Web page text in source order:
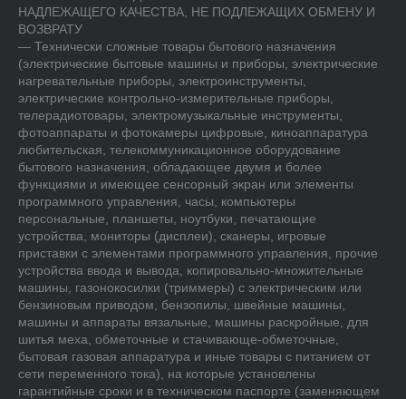
НАДЛЕЖАЩЕГО КАЧЕСТВА, НЕ ПОДЛЕЖАЩИХ ОБМЕНУ И
ВОЗВРАТУ
— Технически сложные товары бытового назначения
(электрические бытовые машины и приборы, электрические
нагревательные приборы, электроинструменты,
электрические контрольно-измерительные приборы,
телерадиотовары, электромузыкальные инструменты,
фотоаппараты и фотокамеры цифровые, киноаппаратура
любительская, телекоммуникационное оборудование
бытового назначения, обладающее двумя и более
функциями и имеющее сенсорный экран или элементы
программного управления, часы, компьютеры
персональные, планшеты, ноутбуки, печатающие
устройства, мониторы (дисплеи), сканеры, игровые
приставки с элементами программного управления, прочие
устройства ввода и вывода, копировально-множительные
машины, газонокосилки (триммеры) с электрическим или
бензиновым приводом, бензопилы, швейные машины,
машины и аппараты вязальные, машины раскройные, для
шитья меха, обметочные и стачивающе-обметочные,
бытовая газовая аппаратура и иные товары с питанием от
сети переменного тока), на которые установлены
гарантийные сроки и в техническом паспорте (заменяющем